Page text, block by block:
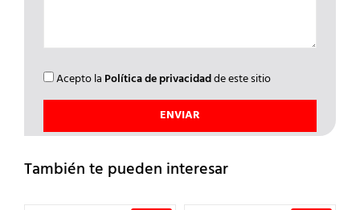
Acepto la Política de privacidadde este sitio
También te pueden interesar